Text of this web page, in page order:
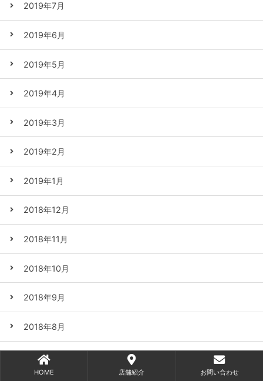
2019年7月
2019年6月
2019年5月
2019年4月
2019年3月
2019年2月
2019年1月
2018年12月
2018年11月
2018年10月
2018年9月
2018年8月
2018年7月
HOME 店舗紹介 お問い合わせ